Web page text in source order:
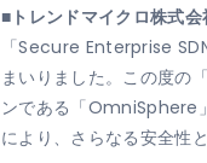
■トレンドマイクロ株式
「Secure Enterprise
まいりました。この度の
ンである「OmniSphere
により、さらなる安全性